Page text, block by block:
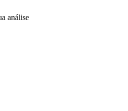
análise